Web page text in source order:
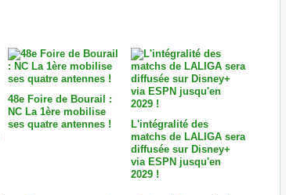
48e Foire de Bourail :
NC La 1ère mobilise
ses quatre antennes !
L'intégralité des
matchs de LALIGA sera
diffusée sur Disney+
via ESPN jusqu'en
2029 !